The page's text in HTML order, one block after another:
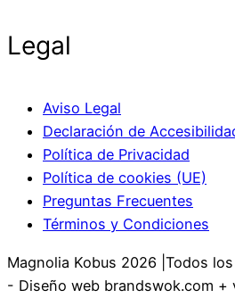
Legal
Aviso Legal
Declaración de
Política de Privacidad
Política de cookies (UE)
Preguntas Frecuentes
Términos y Condiciones
Magnolia Kobus 2026 |Todos
- Diseño web brandswok.com +